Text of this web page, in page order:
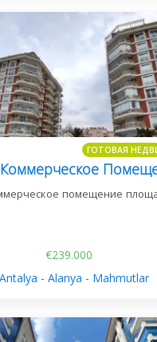
ГОТОВАЯ
помещение
€239.000
Antalya - Alanya - Mahmutlar